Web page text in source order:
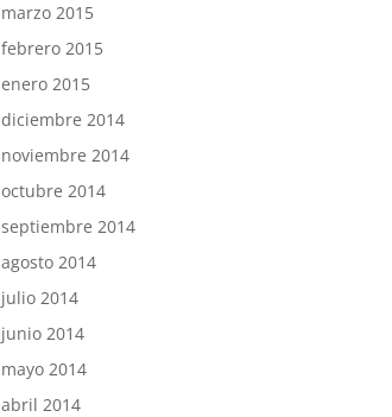
marzo 2015
febrero 2015
enero 2015
diciembre 2014
noviembre 2014
octubre 2014
septiembre 2014
agosto 2014
julio 2014
junio 2014
mayo 2014
abril 2014